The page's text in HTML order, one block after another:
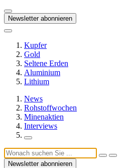
Newsletter abonnieren
Kupfer
Gold
Seltene Erden
Aluminium
Lithium
News
Rohstoffwochen
Minenaktien
Interviews
Newsletter abonnieren